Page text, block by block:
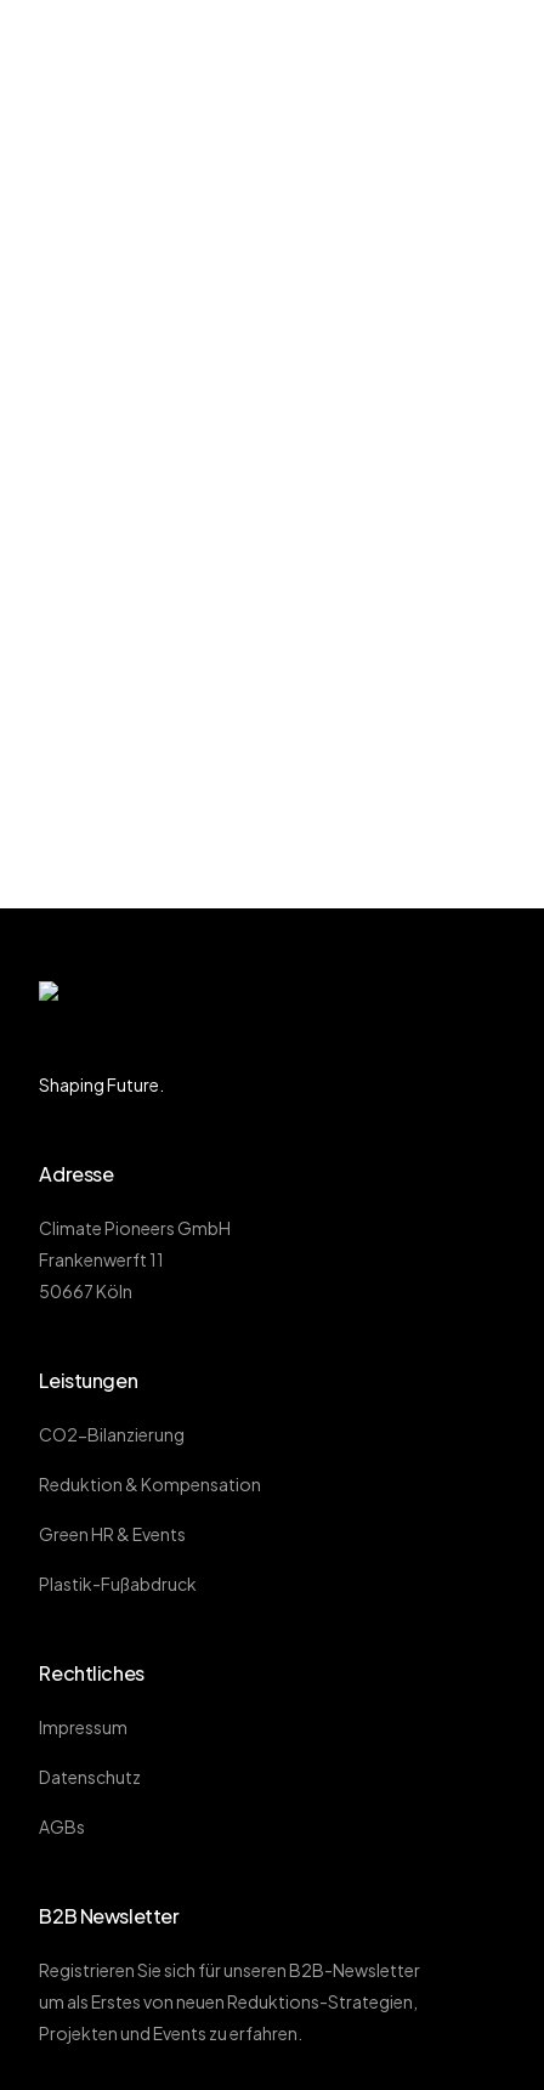
Shaping Future.
Adresse
Climate Pioneers GmbH
Frankenwerft 11
50667 Köln
Leistungen
CO2-Bilanzierung
Reduktion & Kompensation
Green HR & Events
Plastik-Fußabdruck
Rechtliches
Impressum
Datenschutz
AGBs
B2B Newsletter
Registrieren Sie sich für unseren B2B-Newsletter
um als Erstes von neuen Reduktions-Strategien,
Projekten und Events zu erfahren.